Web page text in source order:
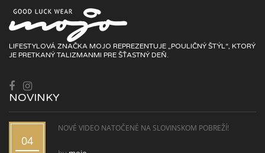
LIFESTYLOVÁ ZNAČKA MOJO REPREZENTUJE „POULIČNÝ ŠTÝL“, KTORÝ
JE PRETKANÝ TALIZMANMI PRE ŠŤASTNÝ DEŇ.
NOVINKY
04
NOVÉ VIDEO NATOČENÉ NA SLOVINSKOM POBREŽÍ!